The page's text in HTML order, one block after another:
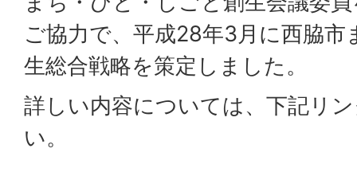
ご協力で、平成28年3月に西脇
生総合戦略を策定しました。
詳しい内容については、下記リ
い。